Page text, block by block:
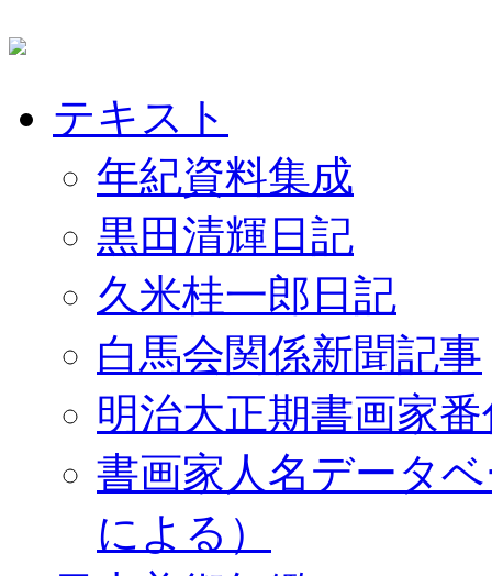
テキスト
年紀資料集成
黒田清輝日記
久米桂一郎日記
白馬会関係新聞記事
明治大正期書画家
書画家人名データ
による）